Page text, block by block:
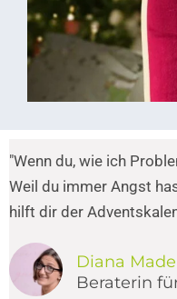
"Wenn du, wie ich
Weil du immer Angst
hilft dir der
Diana
Beraterin